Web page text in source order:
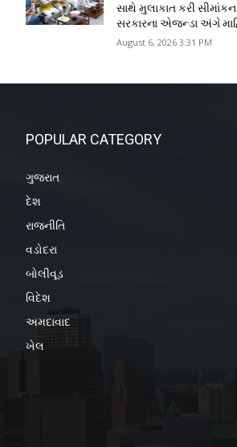
સાથે મુલાકાત કરી
સરકારના એજન્ડા અંગે
August 6, 2026 3:31 PM
POPULAR CATEGORY
ગુજરાત
દેશ
રાજનીતિ
વડોદરા
બોલીવૂડ
વિદેશ
અમદાવાદ
ખેલ